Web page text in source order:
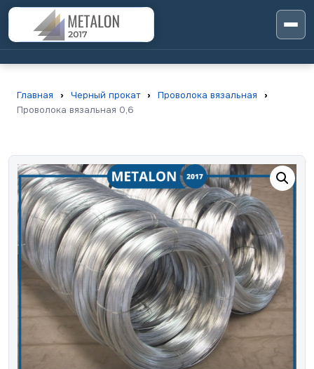
Главная › Черный прокат › Проволока вязальная
›
Проволока вязальная 0,6